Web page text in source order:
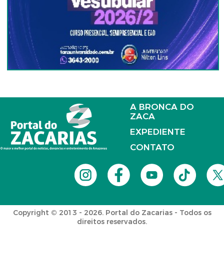
A BRONCA DO
ZACA
EXPEDIENTE
CONTATO
Copyright © 2013 - 2026. Portal do Zacarias - Todos os
direitos reservados.